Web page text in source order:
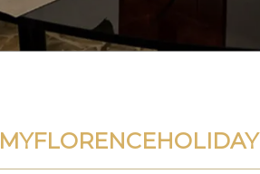
MYFLORENCEHOLIDAY